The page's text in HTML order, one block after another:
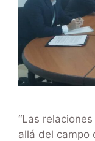
“Las
allá del campo